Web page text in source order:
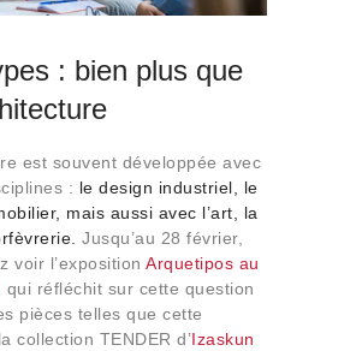
: bien plus que
est souvent développée avec
: le design industriel, le
mais aussi avec l’art, la
Jusqu’au 28 février,
voir l’exposition Arquetipos au
, qui réfléchit sur cette question
pièces telles que cette
collection TENDER d’Izaskun